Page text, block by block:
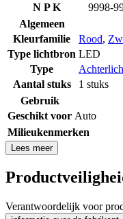
N P K
9998-
Algemeen
Kleurfamilie
Rood,
Type lichtbron LED
Type
Aantal stuks
1 stuks
Gebruik
Geschikt voor Auto
Milieukenmerken
Lees meer
Verantwoordelijk voor